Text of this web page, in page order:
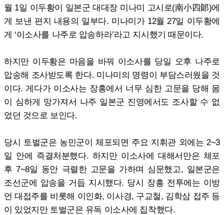
월 1일 이두황이 일본군 대대장 미나미 고시로(南小四郞)에
게 보낸 편지 내용의 일부다. 미나미가 12월 27일 이두황에
게 ‘이소사를 나주로 압송하라’라고 지시했기 때문이다.
하지만 이두황은 마음을 바꿔 이소사를 당일 오후 나주로
압송해 조사받도록 한다. 미나미의 명령이 부담스러웠을 것
이다. 게다가 이소사는 장흥에서 너무 심한 고문을 당해 몸
이 심하게 망가져서 나주 일본군 진영에서도 조사할 수 없
었던 것으로 보인다.
당시 토벌군은 농민군이 체포되면 주요 지휘관 외에는 2~3
일 안에 즉결처분했다. 하지만 이소사에 대해서만은 체포
후 7~8일 동안 극렬한 고문을 가하며 심문했고, 일본군은
조선군에 압송을 거듭 지시했다. 당시 장흥 전투에는 이방
언 대접주를 비롯해 이인화, 이사경, 구교철, 김학삼 접주 등
이 있었지만 토벌군은 유독 이소사에 집착했다.